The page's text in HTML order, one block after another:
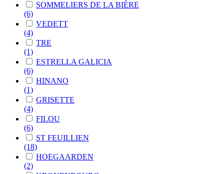
SOMMELIERS DE LA BIÈRE
(6)
VEDETT
(4)
TRE
(1)
ESTRELLA GALICIA
(6)
HINANO
(1)
GRISETTE
(4)
FILOU
(6)
ST FEUILLIEN
(18)
HOEGAARDEN
(2)